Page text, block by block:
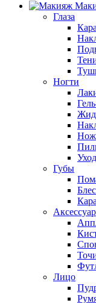
Глаза
Ногти
Губы
Лицо